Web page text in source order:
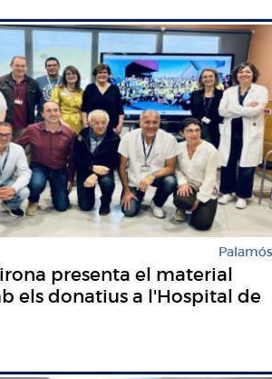
Palamós
presenta el material
els donatius a l'Hospital de